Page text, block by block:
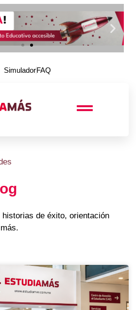
SimuladorFAQ
de éxito, orientación